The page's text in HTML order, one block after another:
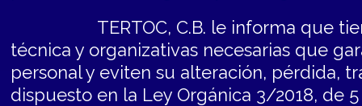
TERTOC, C.B. le informa que tiene
técnica y organizativas necesarias que
personal y eviten su alteración, pérdida,
dispuesto en la Ley Orgánica 3/2018, de